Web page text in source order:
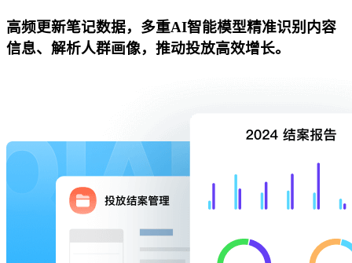
高频更新笔记数据，多重AI智能模型精准识别内容
信息、解析人群画像，推动投放高效增长。